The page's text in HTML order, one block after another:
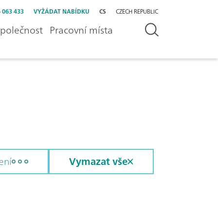
063 433 VYŽÁDAT NABÍDKU CS CZECH REPUBLIC
Pracovní místa
Vymazat vše